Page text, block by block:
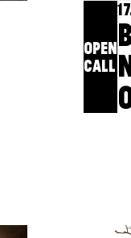
OPEN
CALL